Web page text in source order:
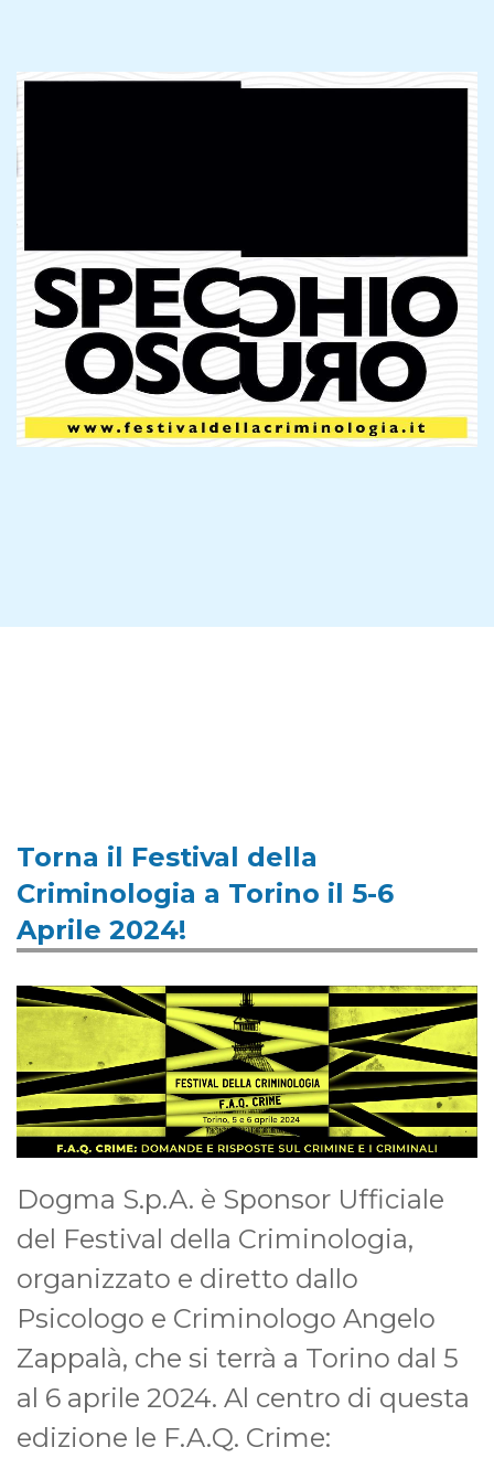
Torna il Festival della
Criminologia a Torino il 5-6
Aprile 2024!
Dogma S.p.A. è Sponsor Ufficiale
del Festival della Criminologia,
organizzato e diretto dallo
Psicologo e Criminologo Angelo
Zappalà, che si terrà a Torino dal 5
al 6 aprile 2024. Al centro di questa
edizione le F.A.Q. Crime: